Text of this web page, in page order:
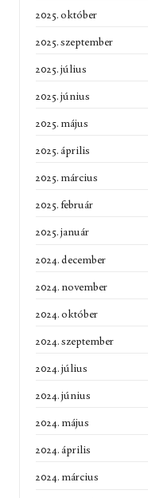
2025. október
2025. szeptember
2025. július
2025. június
2025. május
2025. április
2025. március
2025. február
2025. január
2024. december
2024. november
2024. október
2024. szeptember
2024. július
2024. június
2024. május
2024. április
2024. március